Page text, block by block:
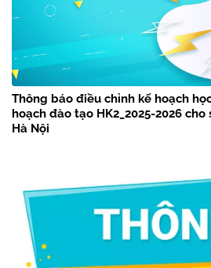
Thông báo điều chỉnh kế hoạch
hoạch đào tạo HK2_2025-2026
Hà Nội